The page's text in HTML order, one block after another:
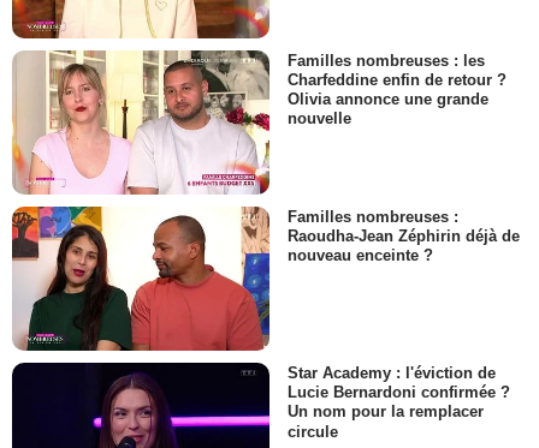
Familles nombreuses : les
Charfeddine enfin de retour ?
Olivia annonce une grande
nouvelle
Familles nombreuses :
Raoudha-Jean Zéphirin déjà de
nouveau enceinte ?
Star Academy : l'éviction de
Lucie Bernardoni confirmée ?
Un nom pour la remplacer
circule